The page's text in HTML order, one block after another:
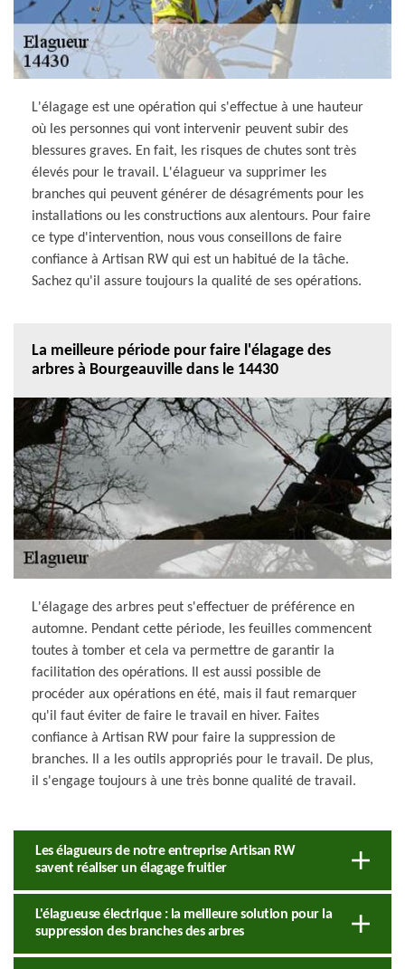
L'élagage est une opération qui s'effectue à une hauteur
où les personnes qui vont intervenir peuvent subir des
blessures graves. En fait, les risques de chutes sont très
élevés pour le travail. L'élagueur va supprimer les
branches qui peuvent générer de désagréments pour les
installations ou les constructions aux alentours. Pour faire
ce type d'intervention, nous vous conseillons de faire
confiance à Artisan RW qui est un habitué de la tâche.
Sachez qu'il assure toujours la qualité de ses opérations.
La meilleure période pour faire l'élagage des
arbres à Bourgeauville dans le 14430
L'élagage des arbres peut s'effectuer de préférence en
automne. Pendant cette période, les feuilles commencent
toutes à tomber et cela va permettre de garantir la
facilitation des opérations. Il est aussi possible de
procéder aux opérations en été, mais il faut remarquer
qu'il faut éviter de faire le travail en hiver. Faites
confiance à Artisan RW pour faire la suppression de
branches. Il a les outils appropriés pour le travail. De plus,
il s'engage toujours à une très bonne qualité de travail.
Les élagueurs de notre entreprise Artisan RW
savent réaliser un élagage fruitier
L'élagueuse électrique : la meilleure solution pour la
suppression des branches des arbres